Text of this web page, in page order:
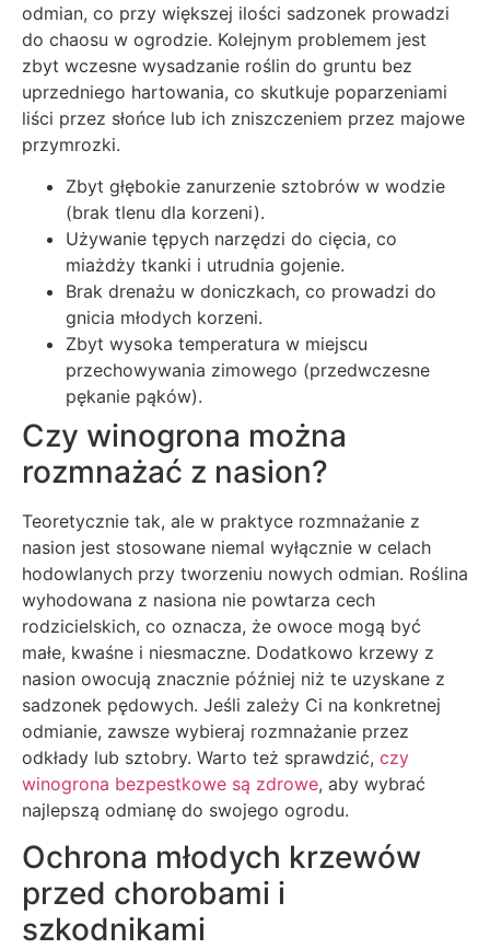
odmian, co przy większej ilości sadzonek prowadzi
do chaosu w ogrodzie. Kolejnym problemem jest
zbyt wczesne wysadzanie roślin do gruntu bez
uprzedniego hartowania, co skutkuje poparzeniami
liści przez słońce lub ich zniszczeniem przez majowe
przymrozki.
Zbyt głębokie zanurzenie sztobrów w wodzie
(brak tlenu dla korzeni).
Używanie tępych narzędzi do cięcia, co
miażdży tkanki i utrudnia gojenie.
Brak drenażu w doniczkach, co prowadzi do
gnicia młodych korzeni.
Zbyt wysoka temperatura w miejscu
przechowywania zimowego (przedwczesne
pękanie pąków).
Czy winogrona można
rozmnażać z nasion?
Teoretycznie tak, ale w praktyce rozmnażanie z
nasion jest stosowane niemal wyłącznie w celach
hodowlanych przy tworzeniu nowych odmian. Roślina
wyhodowana z nasiona nie powtarza cech
rodzicielskich, co oznacza, że owoce mogą być
małe, kwaśne i niesmaczne. Dodatkowo krzewy z
nasion owocują znacznie później niż te uzyskane z
sadzonek pędowych. Jeśli zależy Ci na konkretnej
odmianie, zawsze wybieraj rozmnażanie przez
odkłady lub sztobry. Warto też sprawdzić, czy
winogrona bezpestkowe są zdrowe, aby wybrać
najlepszą odmianę do swojego ogrodu.
Ochrona młodych krzewów
przed chorobami i
szkodnikami